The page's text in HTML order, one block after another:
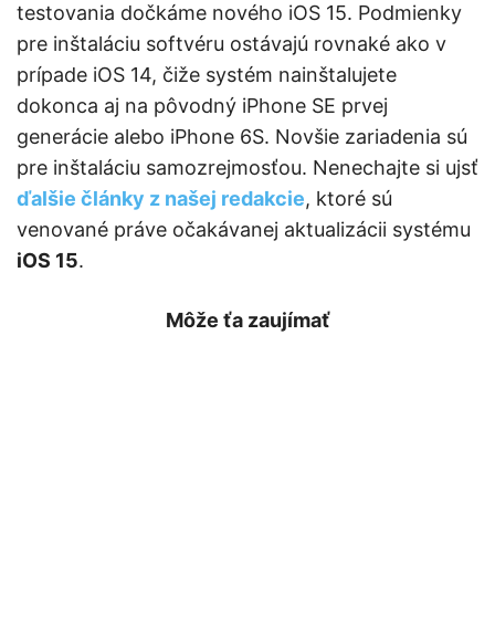
testovania dočkáme nového iOS 15. Podmienky
pre inštaláciu softvéru ostávajú rovnaké ako v
prípade iOS 14, čiže systém nainštalujete
dokonca aj na pôvodný iPhone SE prvej
generácie alebo iPhone 6S. Novšie zariadenia sú
pre inštaláciu samozrejmosťou. Nenechajte si ujsť
ďalšie články z našej redakcie, ktoré sú
venované práve očakávanej aktualizácii systému
iOS 15.
Môže ťa zaujímať